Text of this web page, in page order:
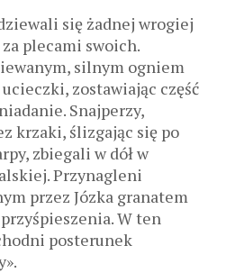
się żadnej wrogiej
plecami swoich.
silnym ogniem
zostawiając część
Snajperzy,
krzaki, ślizgając się po
zbiegali w dół w
Przynagleni
przez Józka granatem
W ten
posterunek